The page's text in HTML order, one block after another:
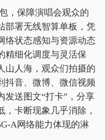
，保障演唱会观众的
部署无线智算单板，凭
络状态感知与资源动态
精细化调度与灵活保
山人海，观众们拍摄的
抖音、微博、微信视频
发送图文“打卡”，分享
卡断现象几乎消除，
A网络能力体现的淋